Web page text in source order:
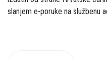
slanjem e-poruke na službenu